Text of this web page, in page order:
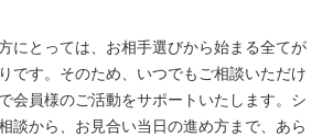
にとっては、お相手選びから始まる全てが
です。そのため、いつでもご相談いただけ
会員様のご活動をサポートいたします。シ
談から、お見合い当日の進め方まで、あら